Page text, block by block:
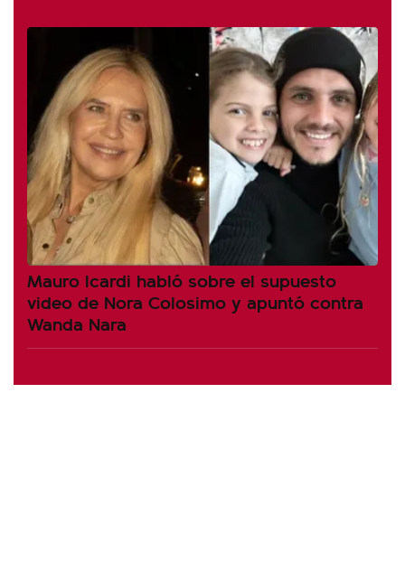
Mauro Icardi habló sobre el supuesto
video de Nora Colosimo y apuntó contra
Wanda Nara